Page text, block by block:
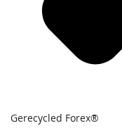
Gerecycled Forex®